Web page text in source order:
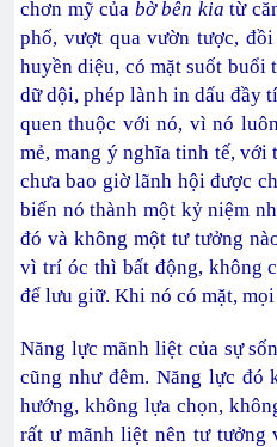
chơn mỹ của bờ bên kia từ
phố, vượt qua vườn tược,
huyền diệu, có mặt suốt buổi
dữ dội, phép lành in dấu đầy
quen thuộc với nó, vì nó
mẻ, mang ý nghĩa tinh tế,
chưa bao giờ lãnh hội được
biến nó thành một kỷ niệm
đó và không một tư tưởng
vì trí óc thì bất động, không
để lưu giữ. Khi nó có mặt,
Năng lực mãnh liệt của sự
cũng như đêm. Năng lực đó
hướng, không lựa chọn,
rất ư mãnh liệt nên tư tưởng